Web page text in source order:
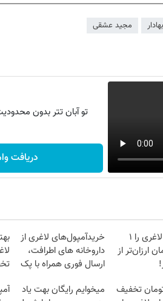
مجید عشقی
تو آبان تتر بدون
دریافت
آمپول‌های لاغری را ۱
ارزان‌تر از
خریدآمپول‌های لاغری از
داروخانه های اطرافت،
ارسال فوری همراه با پک
تومان تخفیف
میخوایم رایگان بهت یاد
روزنامه‌های ورزشی